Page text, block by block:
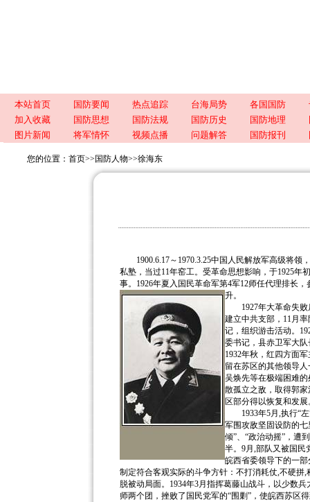
本站首页 国防要闻 热点追踪 台海局势 各国国防
加入收藏
国防思想 国防法规 国防历史 国防地理
图片新闻
将军情怀 视频点播 问题解答 国防报刊
您的位置： 首页>> 国防人物>>徐海东
1900.6.17～1970.3.25中国人民解放军高级将领
私塾，当过11年窑工。受革命思想影响，于1925年
事。1926年夏入国民革命军第4军12师任代理排长
升。
1927年大革命失败
建立中共支部，11月
记，组织游击活动。
委书记，县赤卫军大
1932年秋，红四方面
留在苏区的其他领导
吴焕先等在极端困难
散孤立之敌，取得郭
区部分得以恢复和发展
1933年5月,执行“左
军围攻敌坚固设防的
倾”、“政治动摇”，遭
半。9月,部队又被国民
皖西省委领导下的一
制定符合客观实际的斗争方针：不打消耗仗,不硬
脱被动局面。1934年3月指挥葛藤山战斗，以少数
师两个团，挫败了国民党军的“围剿”，使皖西苏区